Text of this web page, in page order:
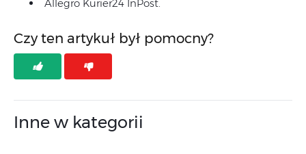
Allegro Kurier24 InPost.
Czy ten artykuł był pomocny?
Inne w kategorii